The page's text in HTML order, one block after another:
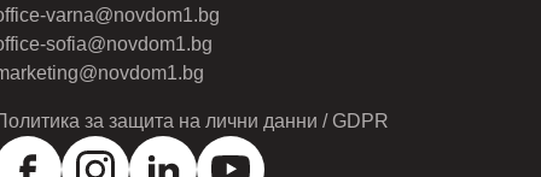
varna@novdom1.bg
sofia@novdom1.bg
за защита на лични данни / GDPR